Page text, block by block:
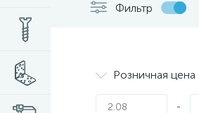
Фильтр
Розничная цена
-